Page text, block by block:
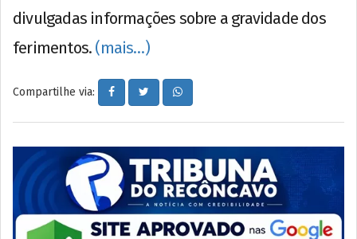
divulgadas informações sobre a gravidade dos
ferimentos. (mais…)
Compartilhe via: